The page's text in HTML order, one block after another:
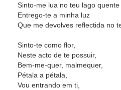
Sinto-me lua no teu lago quente
Entrego-te a minha luz
Que me devolves reflectida no
Sinto-te como flor,
Neste acto de te possuir,
Bem-me-quer, malmequer,
Pétala a pétala,
Vou entrando em ti,